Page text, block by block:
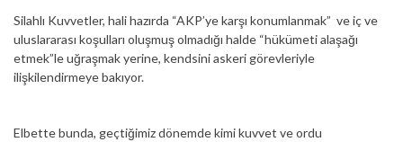
Silahlı Kuvvetler, hali hazırda “AKP’ye karşı konumlanmak” ve iç ve
uluslararası koşulları oluşmuş olmadığı halde “hükümeti alaşağı
etmek”le uğraşmak yerine, kendsini askeri görevleriyle
ilişkilendirmeye bakıyor.
Elbette bunda, geçtiğimiz dönemde kimi kuvvet ve ordu